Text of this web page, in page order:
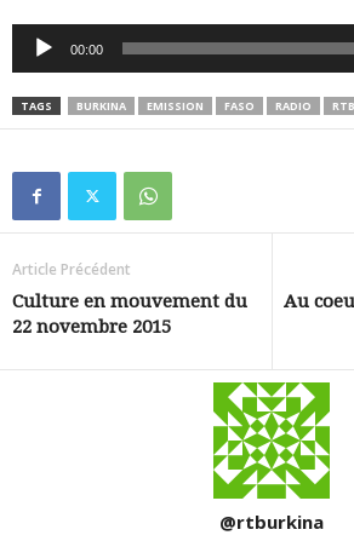
Lecteur
audio
00:00
TAGS BURKINA EMISSION FASO RADIO RTB
Article Précédent
Culture en mouvement du
22 novembre 2015
Au
@rtburkina